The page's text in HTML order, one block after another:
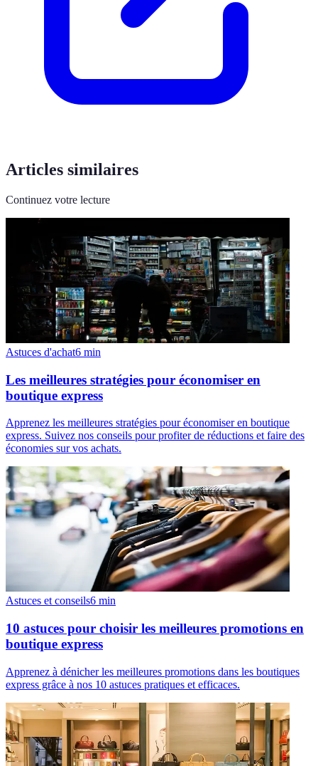
Articles similaires
Continuez votre lecture
Astuces d'achat6 min
Les meilleures stratégies pour économiser en
boutique express
Apprenez les meilleures stratégies pour économiser en boutique
express. Suivez nos conseils pour profiter de réductions et faire des
économies sur vos achats.
Astuces et conseils6 min
10 astuces pour choisir les meilleures promotions en
boutique express
Apprenez à dénicher les meilleures promotions dans les boutiques
express grâce à nos 10 astuces pratiques et efficaces.